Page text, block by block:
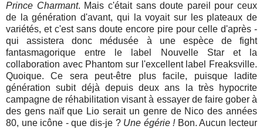
Prince Charmant. Mais c'était sans doute pareil pour ceux
de la génération d'avant, qui la voyait sur les plateaux de
variétés, et c'est sans doute encore pire pour celle d'après -
qui assistera donc médusée à une espèce de fight
fantasmagorique entre le label Nouvelle Star et la
collaboration avec Phantom sur l'excellent label Freaksville.
Quoique. Ce sera peut-être plus facile, puisque ladite
génération subit déjà depuis deux ans la très hypocrite
campagne de réhabilitation visant à essayer de faire gober à
des gens naïf que Lio serait un genre de Nico des années
80, une icône - que dis-je ? Une égérie !Bon. Aucun lecteur